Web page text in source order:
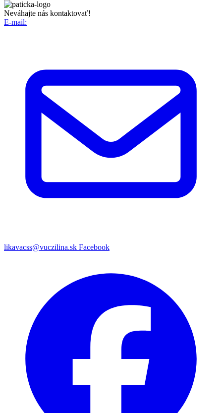
Neváhajte nás kontaktovať!
E-mail:
likavacss@vuczilina.sk Facebook